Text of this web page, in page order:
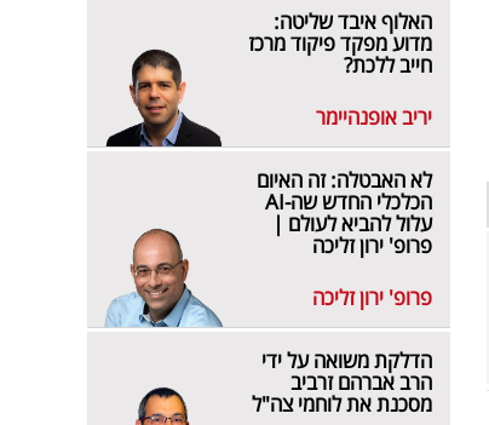
האלוף איבד שליטה:
מדוע מפקד פיקוד מרכז
חייב ללכת?
יריב אופנהיימר
לא האבטלה: זה האיום
הכלכלי החדש שה-AI
עלול להביא לעולם |
פרופ' ירון זליכה
פרופ' ירון זליכה
הדלקת משואה על ידי
הרב אברהם זרביב
מסכנת את לוחמי צה"ל